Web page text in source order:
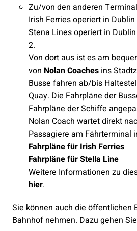
Zu/von den anderen
Irish Ferries operiert in
Stena Lines operiert in
2.
Von dort aus ist es am
von Nolan Coaches ins
Busse fahren ab/bis
Quay. Die Fahrpläne der
Fahrpläne der Schiffe
Nolan Coach wartet direkt
Passagiere am Fährterminal
Fahrpläne für Irish Ferries
Fahrpläne für Stella Line
Weitere Informationen zu
hier.
Sie können auch die öffentlichen
Bahnhof nehmen. Dazu gehen